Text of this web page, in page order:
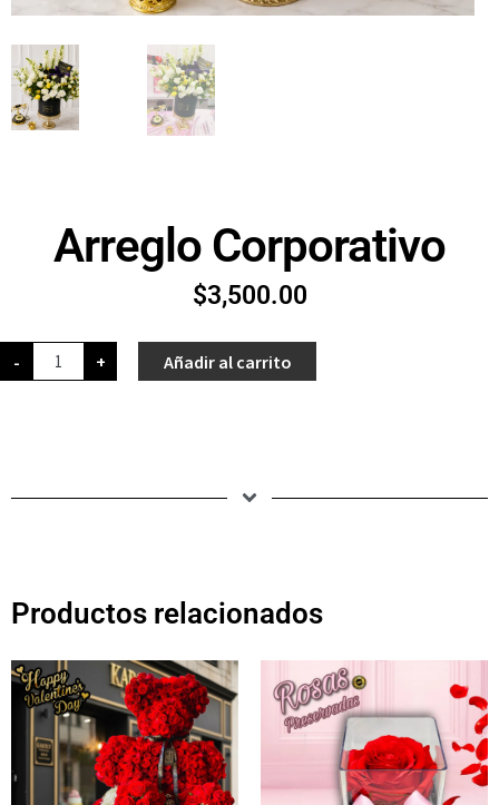
Arreglo Corporativo
$3,500.00
- + Añadir al carrito
Productos relacionados